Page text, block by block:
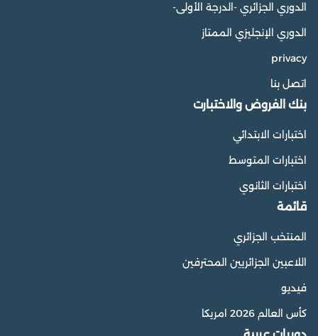
الدوري الجزائري -الدرجة الأولى-
الدوري الإنجليزي الممتاز
privacy
اتصل بنا
بنك الفروض والاختبارت
اختبارات الابتدائي
اختبارات المتوسط
اختبارات الثانوي
قائمة
المنتخب الجزائري
اللاعبين الجزائريين المحترفين
فيديو
كأس العالم 2026 امريكا